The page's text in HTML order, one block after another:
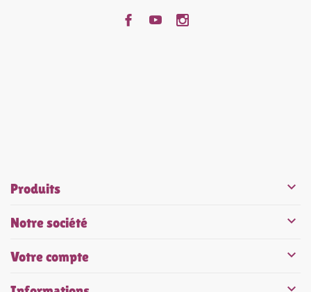
Produits 
Notre société 
Votre compte 